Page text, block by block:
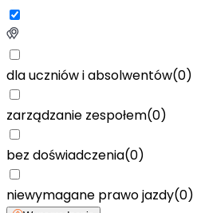
dla uczniów i absolwentów(0)
zarządzanie zespołem(0)
bez doświadczenia(0)
niewymagane prawo jazdy(0)